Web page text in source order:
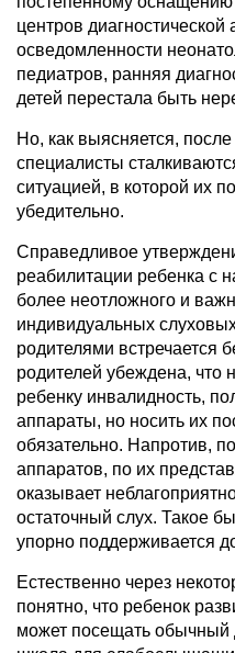
центров диагностической
осведомленности
педиатров, ранняя
детей перестала быть
Но, как выясняется,
специалисты
ситуацией, в которой их
убедительно.
Справедливое
реабилитации ребенка с
более неотложного и
индивидуальных
родителями встречается
родителей убеждена, что
ребенку инвалидность,
аппараты, но носить их
обязательно. Напротив,
аппаратов, по их
оказывает
остаточный слух. Такое
упорно поддерживается
Естественно через
понятно, что ребенок
может посещать обычный